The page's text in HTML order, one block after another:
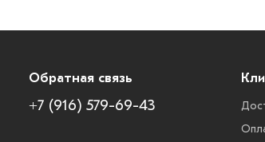
Обратная связь
+7 (916) 579-69-43